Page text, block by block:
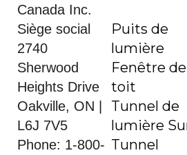
Canada Inc.
Siège social
2740
Sherwood
Heights Drive
Oakville, ON |
L6J 7V5
Phone: 1-800-
Puits de
lumière
Fenêtre de
toit
Tunnel de
lumière
Tunnel